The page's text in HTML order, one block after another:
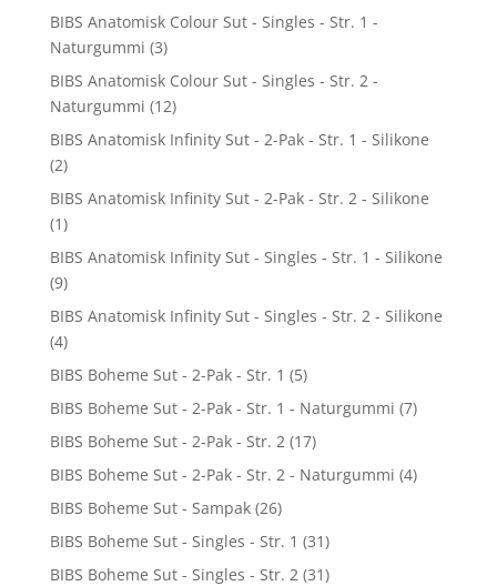
BIBS Anatomisk Colour Sut - Singles - Str. 1 -
Naturgummi (3)
BIBS Anatomisk Colour Sut - Singles - Str. 2 -
Naturgummi (12)
BIBS Anatomisk Infinity Sut - 2-Pak - Str. 1 - Silikone
(2)
BIBS Anatomisk Infinity Sut - 2-Pak - Str. 2 - Silikone
(1)
BIBS Anatomisk Infinity Sut - Singles - Str. 1 - Silikone
(9)
BIBS Anatomisk Infinity Sut - Singles - Str. 2 - Silikone
(4)
BIBS Boheme Sut - 2-Pak - Str. 1 (5)
BIBS Boheme Sut - 2-Pak - Str. 1 - Naturgummi (7)
BIBS Boheme Sut - 2-Pak - Str. 2 (17)
BIBS Boheme Sut - 2-Pak - Str. 2 - Naturgummi (4)
BIBS Boheme Sut - Sampak (26)
BIBS Boheme Sut - Singles - Str. 1 (31)
BIBS Boheme Sut - Singles - Str. 2 (31)